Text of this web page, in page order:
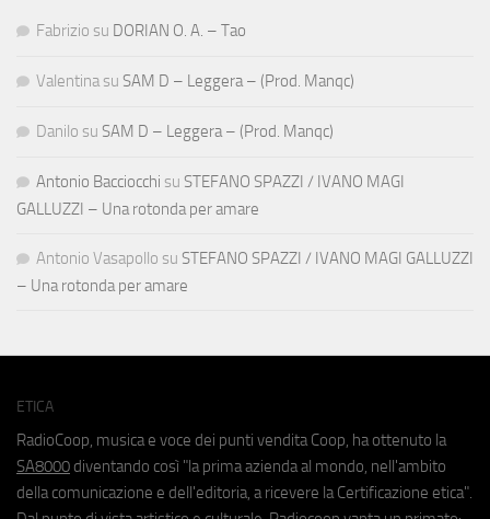
Fabrizio su DORIAN O. A. – Tao
Valentina su SAM D – Leggera – (Prod. Manqc)
Danilo su SAM D – Leggera – (Prod. Manqc)
Antonio Bacciocchi su STEFANO SPAZZI / IVANO MAGI
GALLUZZI – Una rotonda per amare
Antonio Vasapollo su STEFANO SPAZZI / IVANO MAGI GALLUZZI
– Una rotonda per amare
ETICA
RadioCoop, musica e voce dei punti vendita Coop, ha ottenuto la
SA8000 diventando così "la prima azienda al mondo, nell'ambito
della comunicazione e dell'editoria, a ricevere la Certificazione etica".